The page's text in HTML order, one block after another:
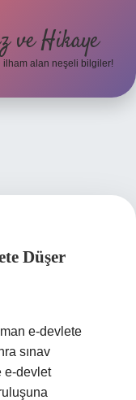
ve Hikaye
ilham alan neşeli bilgiler!
Düşer
e-devlete
sınav
e-devlet